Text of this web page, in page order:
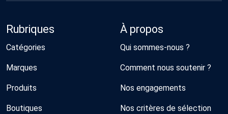
Rubriques
Catégories
Marques
Produits
Boutiques
À propos
Qui sommes-nous ?
Comment nous soutenir ?
Nos engagements
Nos critères de sélection